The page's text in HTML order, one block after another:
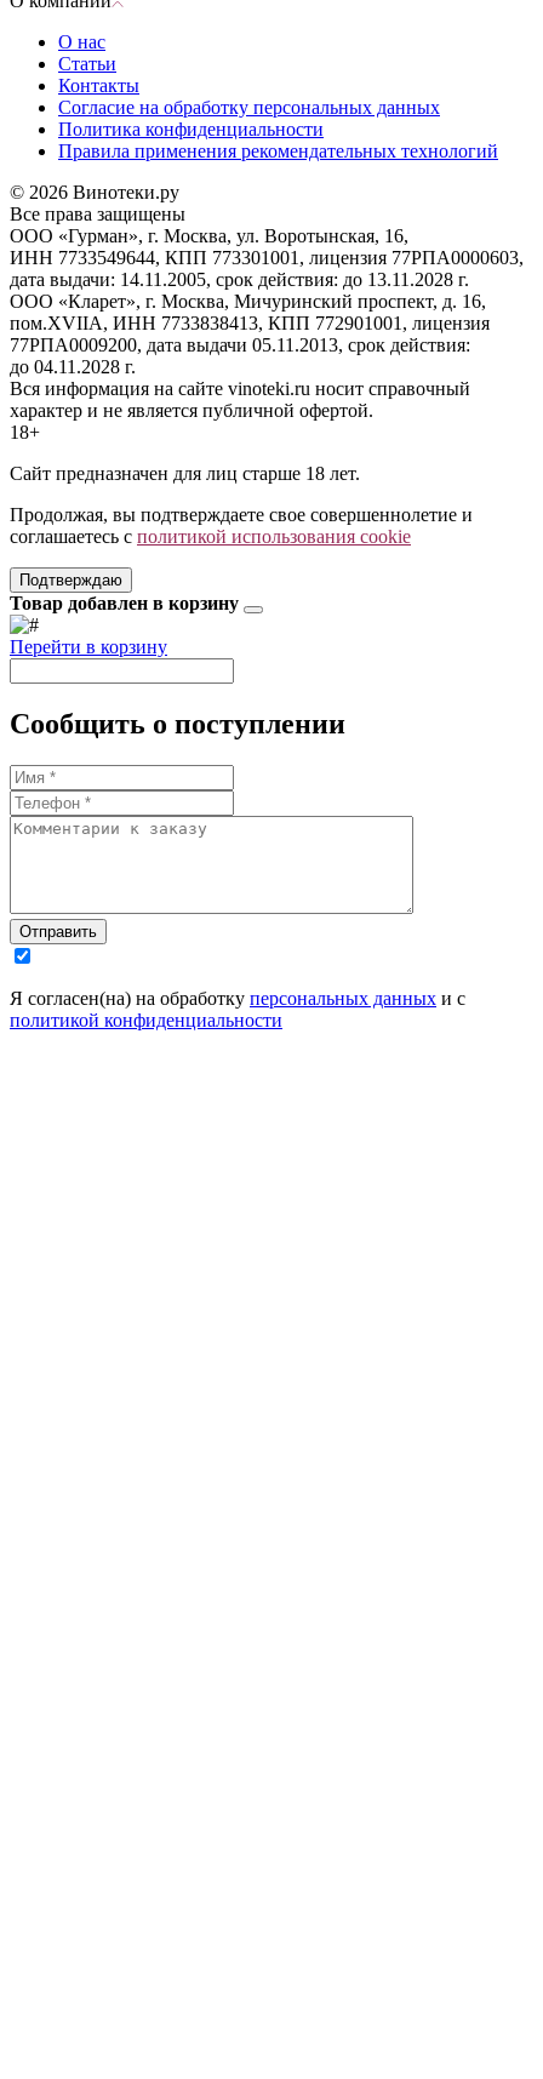
О нас
Статьи
Контакты
Согласие на обработку персональных данных
Политика конфиденциальности
Правила применения рекомендательных технологий
© 2026 Винотеки.ру
Все права защищены
ООО «Гурман», г. Москва, ул. Воротынская, 16,
ИНН 7733549644, КПП 773301001, лицензия 77РПА0000603,
дата выдачи: 14.11.2005, срок действия: до 13.11.2028 г.
ООО «Кларет», г. Москва, Мичуринский проспект, д. 16,
пом.XVIIA, ИНН 7733838413, КПП 772901001, лицензия
77РПА0009200, дата выдачи 05.11.2013, срок действия:
до 04.11.2028 г.
Вся информация на сайте vinoteki.ru носит справочный
характер и не является публичной офертой.
18+
Сайт предназначен для лиц старше 18 лет.
Продолжая, вы подтверждаете свое совершеннолетие и
соглашаетесь с политикой использования cookie
Подтверждаю
Товар добавлен в корзину
Перейти в корзину
Сообщить о поступлении
Отправить
Я согласен(на) на обработку персональных данных и с
политикой конфиденциальности